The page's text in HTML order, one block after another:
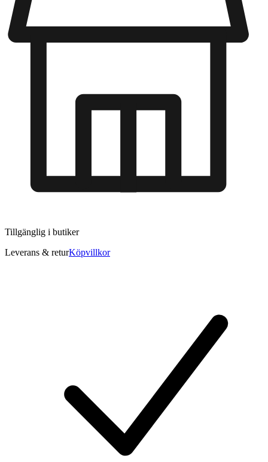
Tillgänglig i butiker
Leverans & returKöpvillkor